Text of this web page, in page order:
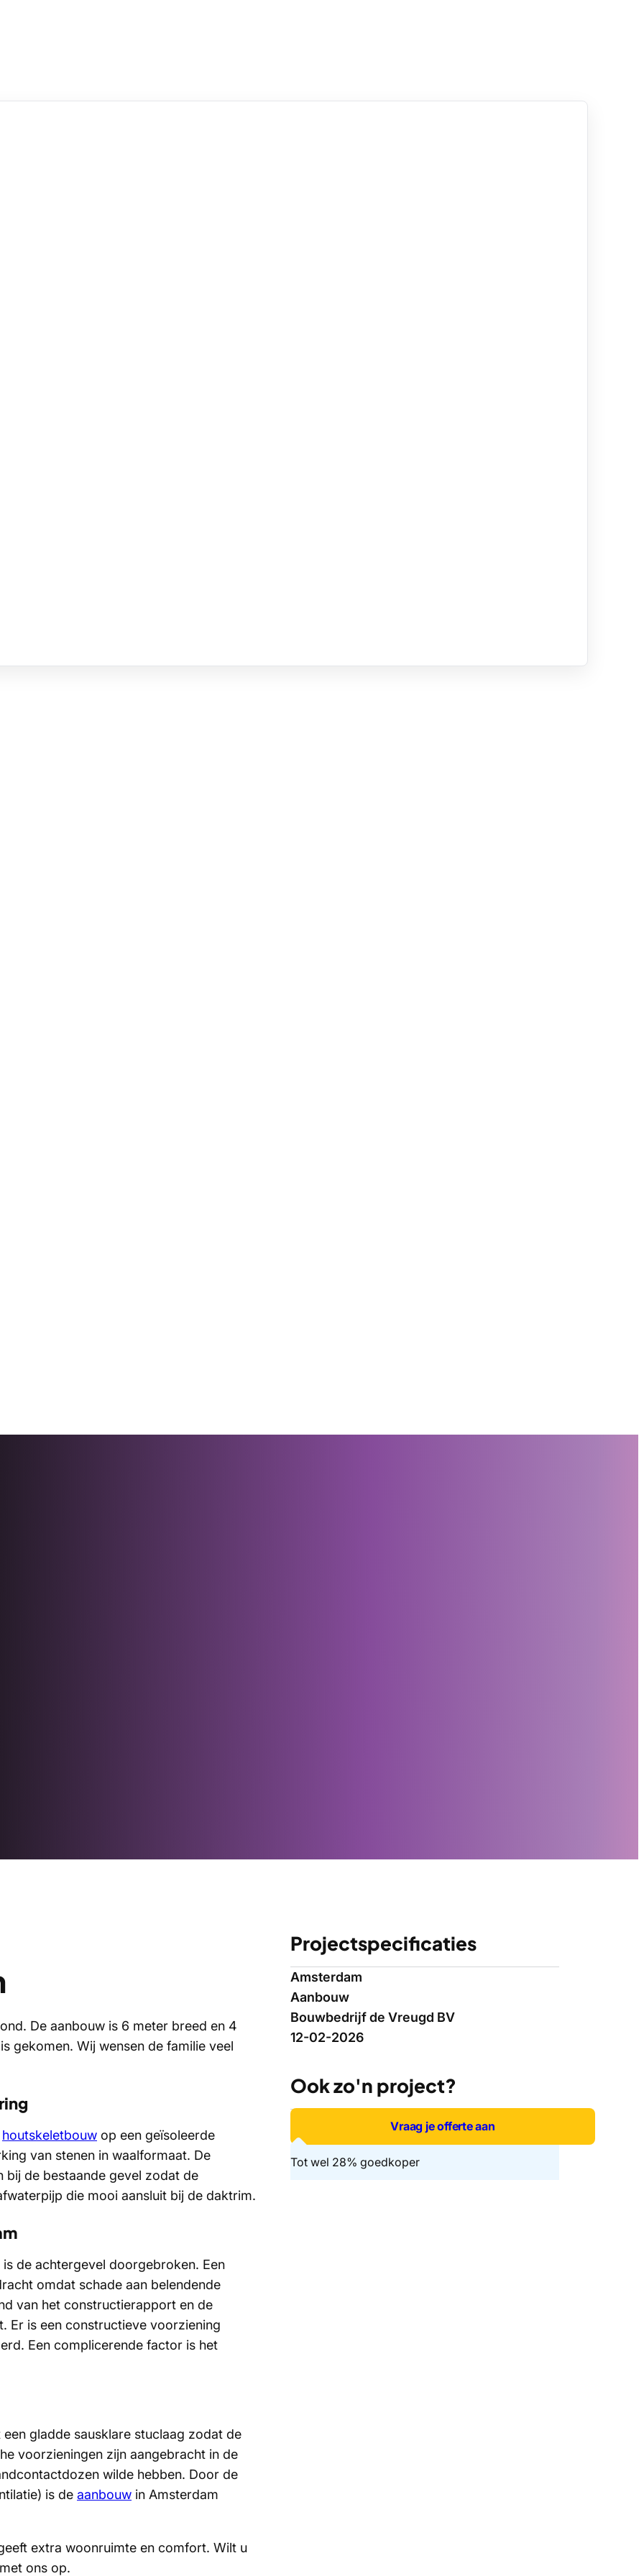
De aanbouw is 6 meter breed en 4
gekomen. Wij wensen de familie veel
houtskeletbouw op een geïsoleerde
van stenen in waalformaat. De
bij de bestaande gevel zodat de
die mooi aansluit bij de daktrim.
de achtergevel doorgebroken. Een
omdat schade aan belendende
van het constructierapport en de
Er is een constructieve voorziening
Een complicerende factor is het
gladde sausklare stuclaag zodat de
voorzieningen zijn aangebracht in de
wilde hebben. Door de
is de aanbouw in Amsterdam
extra woonruimte en comfort. Wilt u
ons op.
Projectspecificaties
Amsterdam
Aanbouw
Bouwbedrijf de Vreugd BV
12-02-2026
Ook zo'n project?
Vraag je offerte aan
Tot wel 28% goedkoper